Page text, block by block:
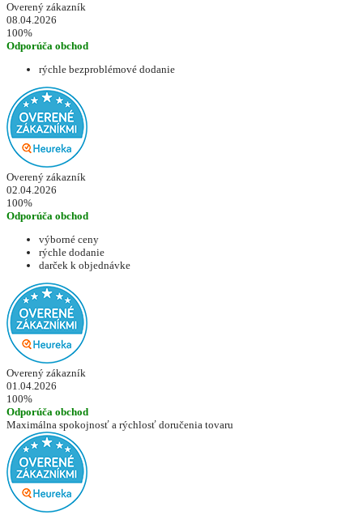
Overený zákazník
08.04.2026
100%
Odporúča obchod
rýchle bezproblémové dodanie
Overený zákazník
02.04.2026
100%
Odporúča obchod
výborné ceny
rýchle dodanie
darček k objednávke
Overený zákazník
01.04.2026
100%
Odporúča obchod
Maximálna spokojnosť a rýchlosť doručenia tovaru